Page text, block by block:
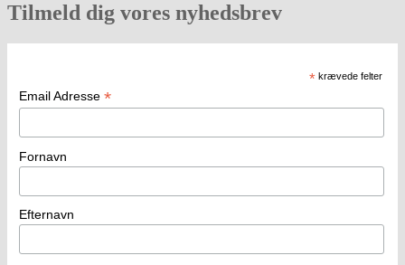
Tilmeld dig vores nyhedsbrev
* krævede felter
Email Adresse *
Fornavn
Efternavn